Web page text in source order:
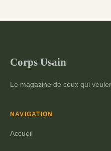
Corps Usain
Le magazine de ceux qui
NAVIGATION
Accueil